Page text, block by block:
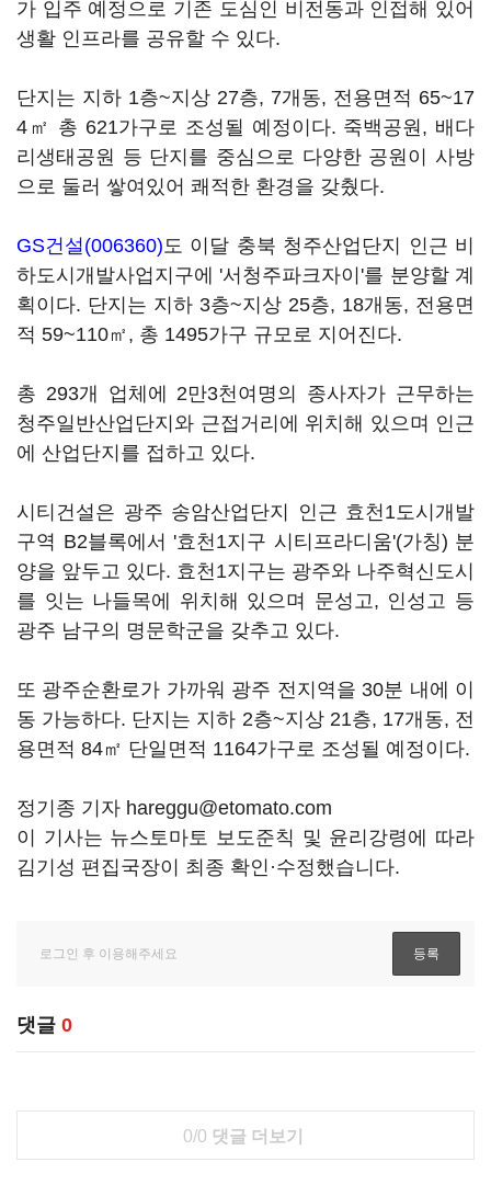
가 입주 예정으로 기존 도심인 비전동과 인접해 있어
생활 인프라를 공유할 수 있다.
단지는 지하 1층~지상 27층, 7개동, 전용면적 65~17
4㎡ 총 621가구로 조성될 예정이다. 죽백공원, 배다
리생태공원 등 단지를 중심으로 다양한 공원이 사방
으로 둘러 쌓여있어 쾌적한 환경을 갖췄다.
GS건설(006360)도 이달 충북 청주산업단지 인근 비
하도시개발사업지구에 '서청주파크자이'를 분양할 계
획이다. 단지는 지하 3층~지상 25층, 18개동, 전용면
적 59~110㎡, 총 1495가구 규모로 지어진다.
총 293개 업체에 2만3천여명의 종사자가 근무하는
청주일반산업단지와 근접거리에 위치해 있으며 인근
에 산업단지를 접하고 있다.
시티건설은 광주 송암산업단지 인근 효천1도시개발
구역 B2블록에서 '효천1지구 시티프라디움'(가칭) 분
양을 앞두고 있다. 효천1지구는 광주와 나주혁신도시
를 잇는 나들목에 위치해 있으며 문성고, 인성고 등
광주 남구의 명문학군을 갖추고 있다.
또 광주순환로가 가까워 광주 전지역을 30분 내에 이
동 가능하다. 단지는 지하 2층~지상 21층, 17개동, 전
용면적 84㎡ 단일면적 1164가구로 조성될 예정이다.
정기종 기자 hareggu@etomato.com
이 기사는 뉴스토마토 보도준칙 및 윤리강령에 따라
김기성 편집국장이 최종 확인·수정했습니다.
댓글 0
0/0 댓글 더보기